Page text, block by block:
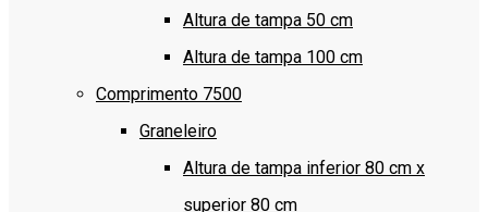
Altura de tampa 50 cm
Altura de tampa 100 cm
Comprimento 7500
Graneleiro
Altura de tampa inferior 80 cm x
superior 80 cm